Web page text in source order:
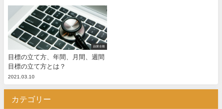
副業全般
目標の立て方、年間、月間、週間
目標の立て方とは？
2021.03.10
カテゴリー